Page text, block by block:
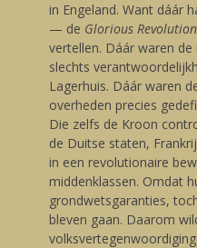
in Engeland. Want dáár
— de Glorious Revolution
vertellen. Dáár waren
slechts
Lagerhuis. Dáár waren
overheden precies
Die zelfs de Kroon
de Duitse staten,
in een revolutionaire
middenklassen. Omdat
grondwetsgaranties,
bleven gaan. Daarom